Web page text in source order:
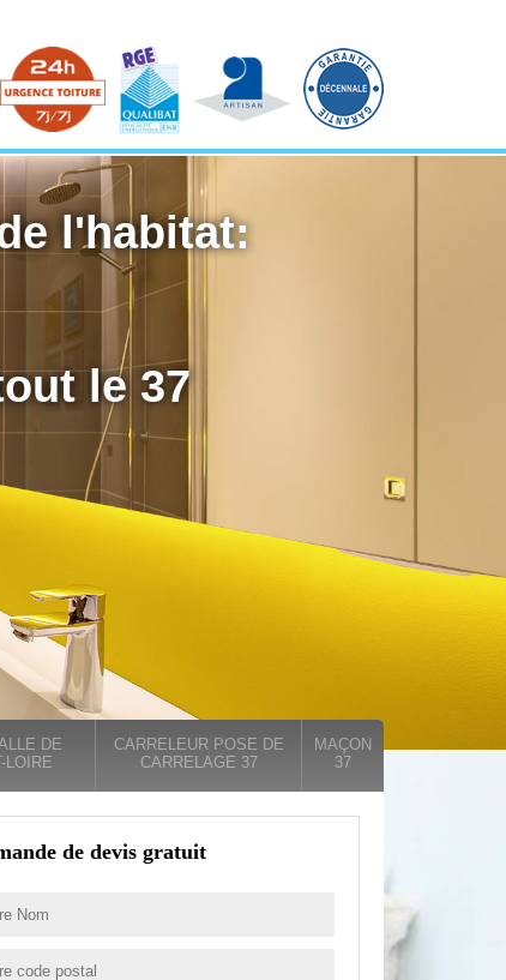
l'habitat:
le 37
DE
LOIRE
CARRELEUR POSE DE
CARRELAGE 37
MAÇON
37
de devis gratuit